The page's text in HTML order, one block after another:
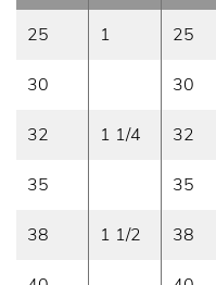
25 1 25
30 30
32 1 1/4 32
35 35
38 1 1/2 38